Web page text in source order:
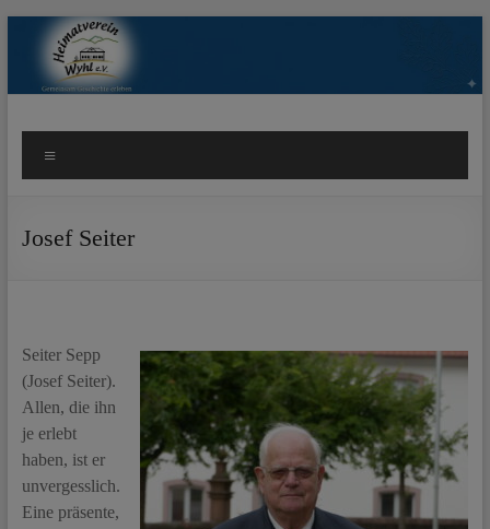
springen
Heimatverein Wyhl e.V.
Herzlich Willkommen beim Heimatverein Wyhl e.V.
Josef Seiter
Seiter Sepp
(Josef Seiter).
Allen, die ihn
je erlebt
haben, ist er
unvergesslich.
Eine präsente,